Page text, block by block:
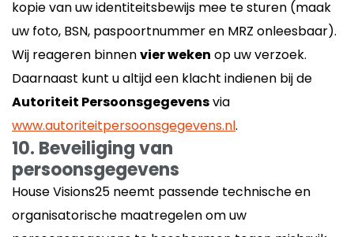
kopie van uw identiteitsbewijs mee te sturen (maak
uw foto, BSN, paspoortnummer en MRZ onleesbaar).
Wij reageren binnenvier weken op uw verzoek.
Daarnaast kunt u altijd een klacht indienen bij de
Autoriteit Persoonsgegevensvia
www.autoriteitpersoonsgegevens.nl.
10. Beveiliging van
persoonsgegevens
House Visions25 neemt passende technische en
organisatorische maatregelen om uw